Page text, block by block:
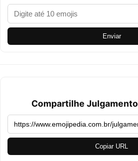
Enviar
Compartilhe
Copiar URL